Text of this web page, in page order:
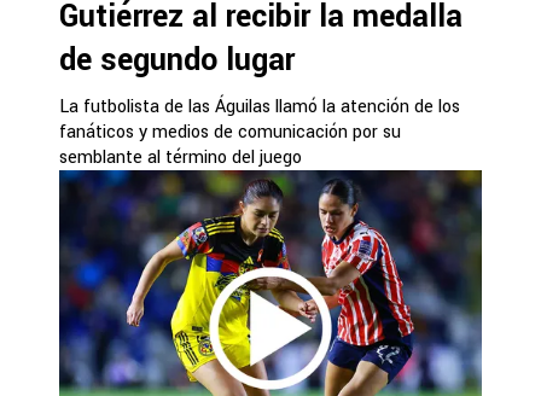
Gutiérrez al recibir la medalla
de segundo lugar
La futbolista de las Águilas llamó la atención de los
fanáticos y medios de comunicación por su
semblante al término del juego